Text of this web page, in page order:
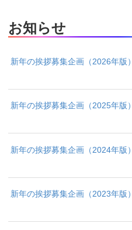
お知らせ
新年の挨拶募集企画（2026年版）
新年の挨拶募集企画（2025年版）
新年の挨拶募集企画（2024年版）
新年の挨拶募集企画（2023年版）